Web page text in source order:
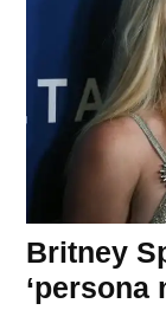
Britney
‘persona